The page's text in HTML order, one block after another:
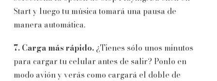
Start y luego tu música tomará una pausa de
manera automática.
7. Carga más rápido. ¿Tienes sólo unos minutos
para cargar tu celular antes de salir? Ponlo en
modo avión y verás como cargará el doble de